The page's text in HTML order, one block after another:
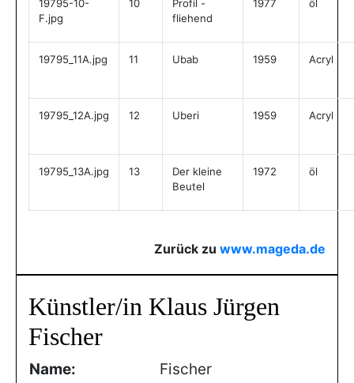
19795-10-
F.jpg
10
Profil -
fliehend
1977 öl
19795_11A.jpg 11 Ubab 1959 Acryl
19795_12A.jpg 12 Uberi 1959 Acryl
19795_13A.jpg 13
Der kleine
Beutel
1972 öl
Zurück zu www.mageda.de
Künstler/in Klaus Jürgen
Fischer
Name:
Fischer